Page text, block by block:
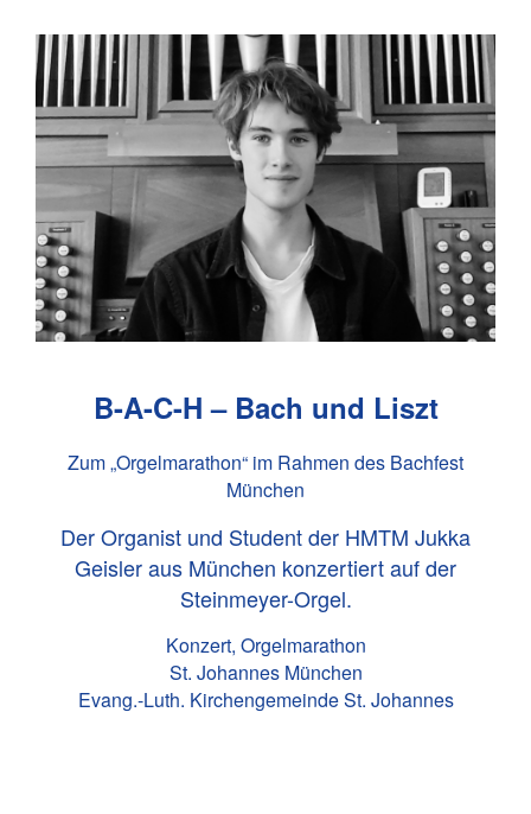
B-A-C-H – Bach und Liszt
Zum „Orgelmarathon“ im Rahmen des Bachfest
München
Der Organist und Student der HMTM Jukka
Geisler aus München konzertiert auf der
Steinmeyer-Orgel.
Konzert, Orgelmarathon
St. Johannes München
Evang.-Luth. Kirchengemeinde St. Johannes